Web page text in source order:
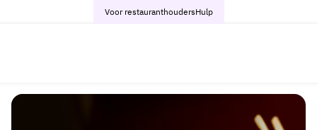
Voor restauranthoudersHulp